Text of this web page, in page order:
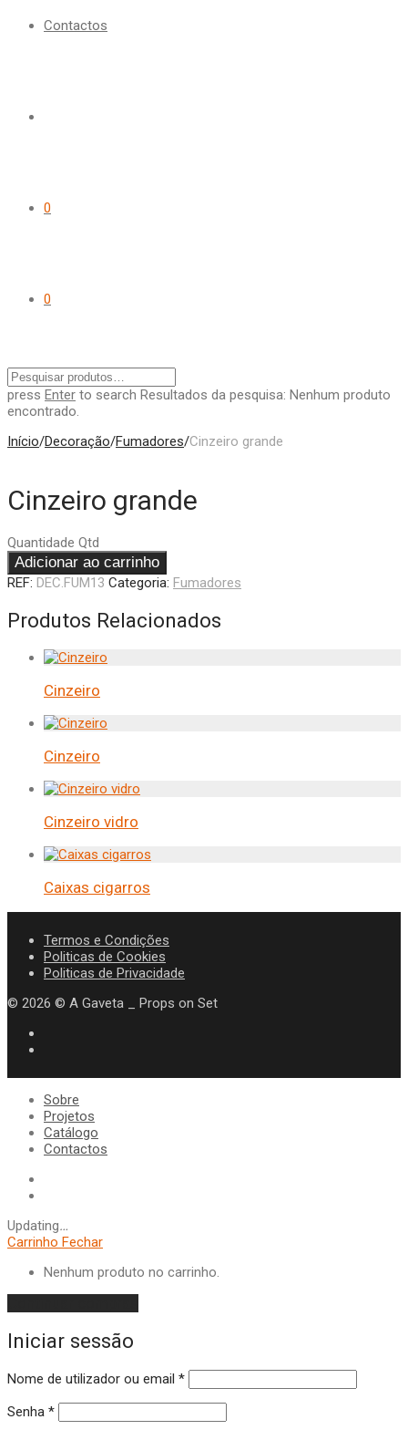
Contactos
0
0
press Enter to search Resultados da pesquisa: Nenhum produto
encontrado.
Início/Decoração/Fumadores/Cinzeiro grande
Cinzeiro grande
Quantidade Qtd
Adicionar ao carrinho
REF: DEC.FUM13 Categoria: Fumadores
Produtos Relacionados
Cinzeiro
Cinzeiro
Cinzeiro vidro
Caixas cigarros
Termos e Condições
Politicas de Cookies
Politicas de Privacidade
© 2026 © A Gaveta _ Props on Set
Sobre
Projetos
Catálogo
Contactos
Updating…
Carrinho Fechar
Nenhum produto no carrinho.
Iniciar sessão
Nome de utilizador ou email *Obrigatório
Senha *Obrigatório